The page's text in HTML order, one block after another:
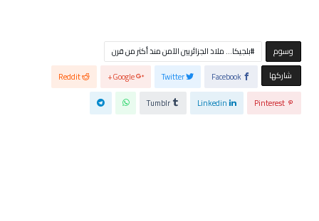
‫‫‫‫وسوم‬
بلجيكا… ملاذ الجزائريين الآمن منذ أكثر من قرن
‫‫ شاركها‬
Facebook
Twitter
Google+
Reddit
Pinterest
Linkedin
Tumblr